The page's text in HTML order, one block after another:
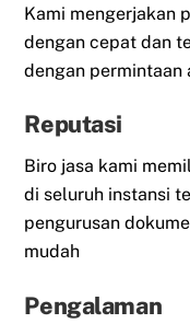
Kami mengerjakan
dengan cepat dan
dengan permintaan
Reputasi
Biro jasa kami
di seluruh instansi
pengurusan
mudah
Pengalaman